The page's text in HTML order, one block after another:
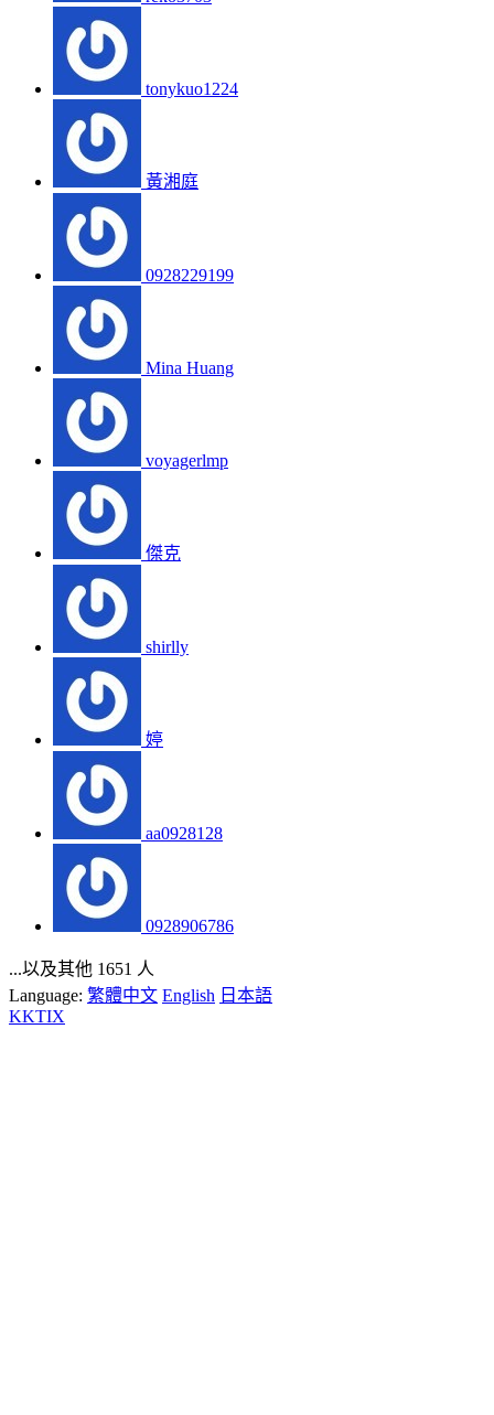
tonykuo1224
黃湘庭
0928229199
Mina Huang
voyagerlmp
傑克
shirlly
婷
aa0928128
0928906786
...以及其他 1651 人
Language: 繁體中文 English 日本語
KKTIX